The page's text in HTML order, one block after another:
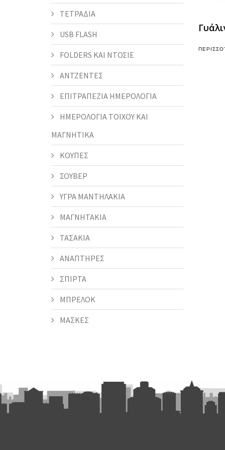
ΤΕΤΡΑΔΙΑ
USB FLASH
FOLDERS KAI ΝΤΟΣΙΕ
ΑΝΤΖΕΝΤΕΣ
ΕΠΙΤΡΑΠΕΖΙΑ ΗΜΕΡΟΛΟΓΙΑ
ΗΜΕΡΟΛΟΓΙΑ ΤΟΙΧΟΥ ΚΑΙ
ΜΑΓΝΗΤΙΚΑ
ΚΟΥΠΕΣ
ΣΟΥΒΕΡ
ΥΓΡΑ ΜΑΝΤΗΛΑΚΙΑ
ΜΑΓΝΗΤΑΚΙΑ
ΤΑΣΑΚΙΑ
ΑΝΑΠΤΗΡΕΣ
ΣΠΙΡΤΑ
ΜΠΡΕΛΟΚ
ΜΑΣΚΕΣ